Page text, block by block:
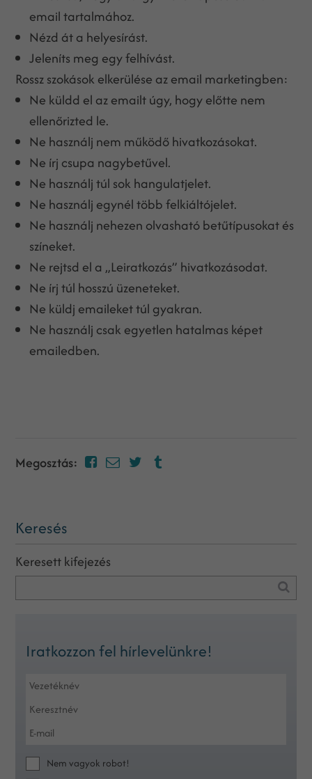
email tartalmához.
Nézd át a helyesírást.
Jeleníts meg egy felhívást.
Rossz szokások elkerülése az email marketingben:
Ne küldd el az emailt úgy, hogy előtte nem
ellenőrizted le.
Ne használj nem működő hivatkozásokat.
Ne írj csupa nagybetűvel.
Ne használj túl sok hangulatjelet.
Ne használj egynél több felkiáltójelet.
Ne használj nehezen olvasható betűtípusokat és
színeket.
Ne rejtsd el a „Leiratkozás” hivatkozásodat.
Ne írj túl hosszú üzeneteket.
Ne küldj emaileket túl gyakran.
Ne használj csak egyetlen hatalmas képet
emailedben.
Megosztás:
Keresés
Keresett kifejezés
Iratkozzon fel hírlevelünkre!
Nem vagyok robot!